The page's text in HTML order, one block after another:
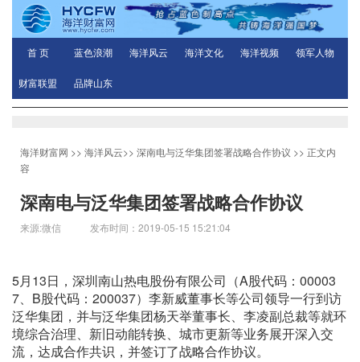
首 页 蓝色浪潮 海洋风云 海洋文化 海洋视频 领军人物
财富联盟 品牌山东
海洋财富网 >> 海洋风云>> 深南电与泛华集团签署战略合作协议 >> 正文内
容
深南电与泛华集团签署战略合作协议
来源:微信 发布时间：2019-05-15 15:21:04
5月13日，深圳南山热电股份有限公司（A股代码：00003
7、B股代码：200037）李新威董事长等公司领导一行到访
泛华集团，并与泛华集团杨天举董事长、李凌副总裁等就环
境综合治理、新旧动能转换、城市更新等业务展开深入交
流，达成合作共识，并签订了战略合作协议。